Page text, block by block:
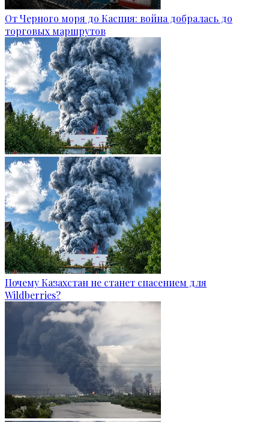
От Черного моря до Каспия: война добралась до
торговых маршрутов
Почему Казахстан не станет спасением для
Wildberries?